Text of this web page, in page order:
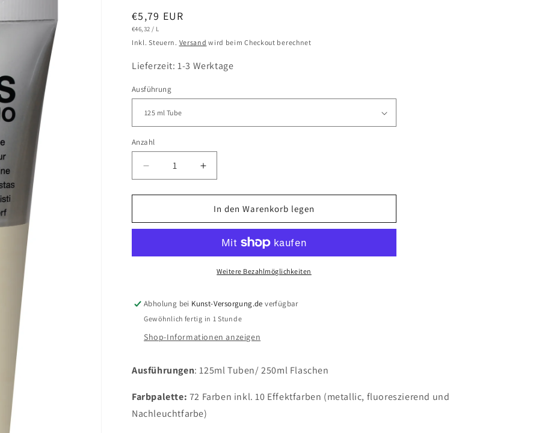
Normaler
Preis
€5,79 EUR
GRUNDPREIS
€46,32 / PRO
L
Inkl. Steuern. Versand wird beim Checkout berechnet
Lieferzeit: 1-3 Werktage
Ausführung
Anzahl
Verringere
die
Menge
LUKAS
-
Erhöhe
die
Menge
für
LUKAS
Studio
-
4609
In den Warenkorb legen
Weitere Bezahlmöglichkeiten
Abholung bei Kunst-Versorgung.de verfügbar
Gewöhnlich fertig in 1 Stunde
Shop-Informationen anzeigen
Ausführungen: 125ml Tuben/ 250ml Flaschen
Farbpalette: 72 Farben inkl. 10 Effektfarben (metallic, fluoreszierend und
Nachleuchtfarbe)